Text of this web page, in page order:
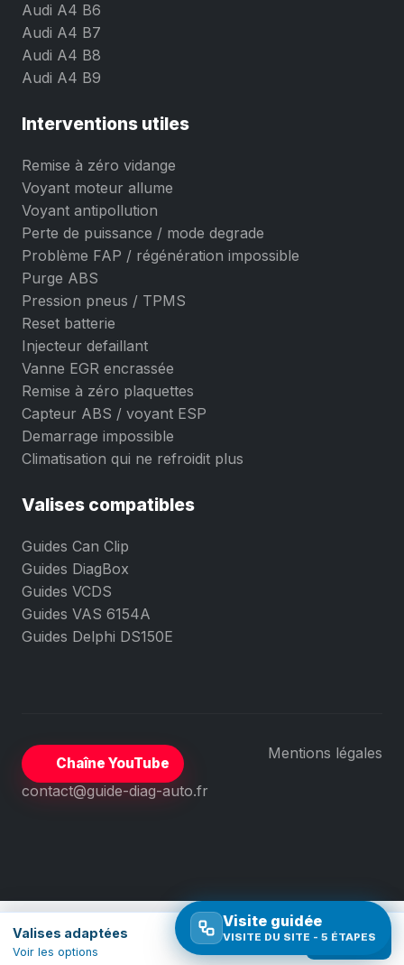
Valises adaptées
Voir les options
Comparer
Audi A4 B6
Audi A4 B7
Audi A4 B8
Audi A4 B9
Interventions utiles
Remise à zéro vidange
Voyant moteur allume
Voyant antipollution
Perte de puissance / mode degrade
Problème FAP / régénération impossible
Purge ABS
Pression pneus / TPMS
Reset batterie
Injecteur defaillant
Vanne EGR encrassée
Remise à zéro plaquettes
Capteur ABS / voyant ESP
Demarrage impossible
Climatisation qui ne refroidit plus
Valises compatibles
Guides Can Clip
Guides DiagBox
Guides VCDS
Guides VAS 6154A
Guides Delphi DS150E
Chaîne YouTube
Mentions légales
contact@guide-diag-auto.fr
Visite guidée
VISITE DU SITE - 5 ÉTAPES